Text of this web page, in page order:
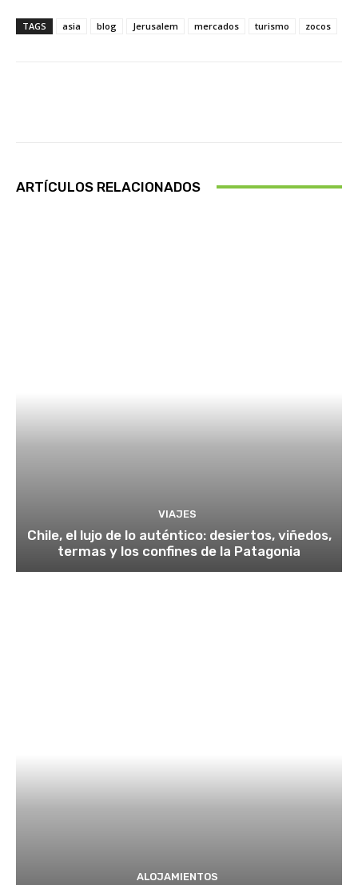
TAGS asia blog Jerusalem mercados turismo zocos
ARTÍCULOS RELACIONADOS
VIAJES
Chile, el lujo de lo auténtico: desiertos, viñedos,
termas y los confines de la Patagonia
ALOJAMIENTOS